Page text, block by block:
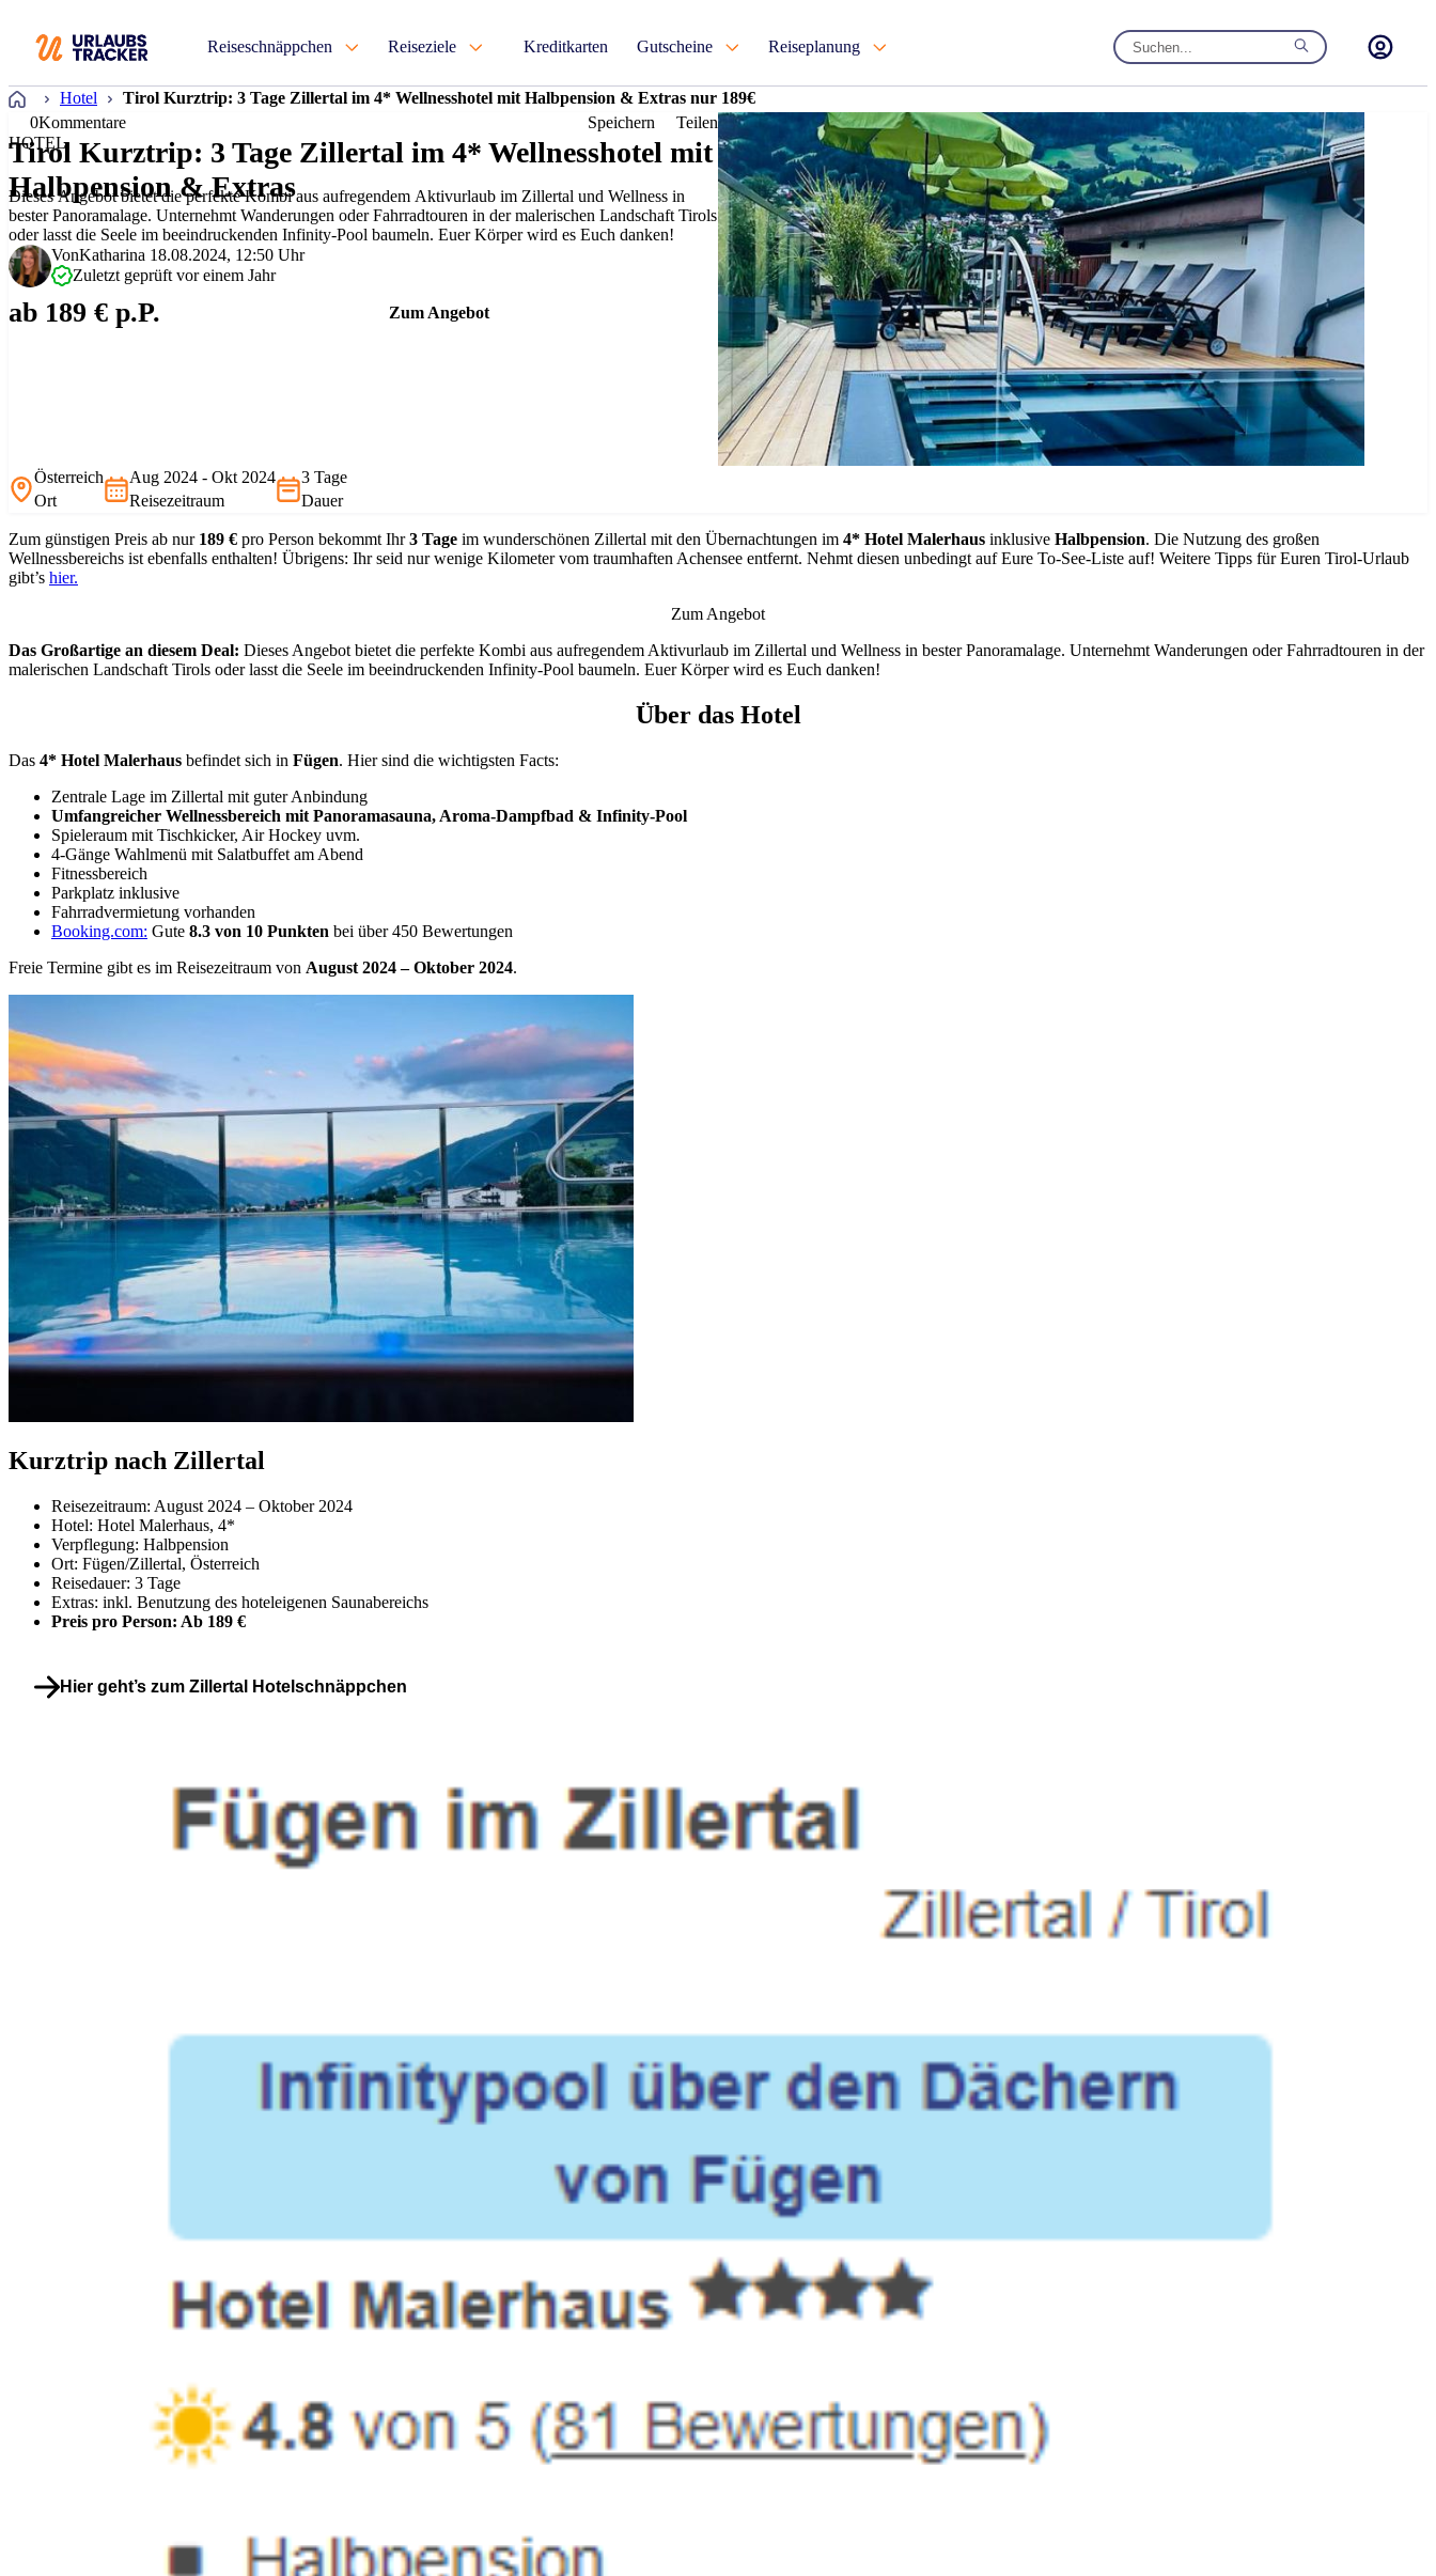
Reiseschnäppchen Reiseziele Kreditkarten Gutscheine Reiseplanung
Startseite
Hotel
Tirol Kurztrip: 3 Tage Zillertal im 4* Wellnesshotel mit Halbpension & Extras nur 189€
0Kommentare Speichern
Teilen
HOTEL
Tirol Kurztrip: 3 Tage Zillertal im 4* Wellnesshotel mit
Halbpension & Extras
Dieses Angebot bietet die perfekte Kombi aus aufregendem Aktivurlaub im Zillertal und Wellness in
bester Panoramalage. Unternehmt Wanderungen oder Fahrradtouren in der malerischen Landschaft Tirols
oder lasst die Seele im beeindruckenden Infinity-Pool baumeln. Euer Körper wird es Euch danken!
VonKatharina 18.08.2024, 12:50 Uhr
Zuletzt geprüft vor einem Jahr
ab 189 € p.P. Zum Angebot
Österreich
Ort
Aug 2024 - Okt 2024
Reisezeitraum
3 Tage
Dauer
Zum günstigen Preis ab nur 189 € pro Person bekommt Ihr3 Tage im wunderschönen Zillertal mit den Übernachtungen im 4* Hotel Malerhaus inklusive Halbpension. Die Nutzung des großen
Wellnessbereichs ist ebenfalls enthalten! Übrigens: Ihr seid nur wenige Kilometer vom traumhaften Achensee entfernt. Nehmt diesen unbedingt auf Eure To-See-Liste auf! Weitere Tipps für Euren Tirol-Urlaub
gibt’s hier.
Zum Angebot
Das Großartige an diesem Deal: Dieses Angebot bietet die perfekte Kombi aus aufregendem Aktivurlaub im Zillertal und Wellness in bester Panoramalage. Unternehmt Wanderungen oder Fahrradtouren in der
malerischen Landschaft Tirols oder lasst die Seele im beeindruckenden Infinity-Pool baumeln. Euer Körper wird es Euch danken!
Über das Hotel
Das 4* Hotel Malerhaus befindet sich in Fügen. Hier sind die wichtigsten Facts:
Zentrale Lage im Zillertal mit guter Anbindung
Umfangreicher Wellnessbereich mit Panoramasauna, Aroma-Dampfbad & Infinity-Pool
Spieleraum mit Tischkicker, Air Hockey uvm.
4-Gänge Wahlmenü mit Salatbuffet am Abend
Fitnessbereich
Parkplatz inklusive
Fahrradvermietung vorhanden
Booking.com: Gute 8.3 von 10 Punkten bei über 450 Bewertungen
Freie Termine gibt es im Reisezeitraum von August 2024 – Oktober 2024.
Kurztrip nach Zillertal
Reisezeitraum: August 2024 – Oktober 2024
Hotel: Hotel Malerhaus, 4*
Verpflegung: Halbpension
Ort: Fügen/Zillertal, Österreich
Reisedauer: 3 Tage
Extras: inkl. Benutzung des hoteleigenen Saunabereichs
Preis pro Person: Ab 189 €
Hier geht’s zum Zillertal Hotelschnäppchen